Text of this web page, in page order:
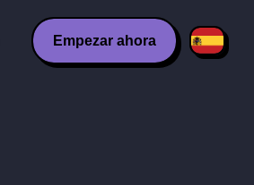
Empezar ahora